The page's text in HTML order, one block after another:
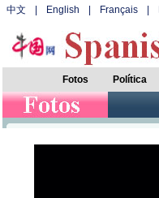
中文 English Français
Fotos Política